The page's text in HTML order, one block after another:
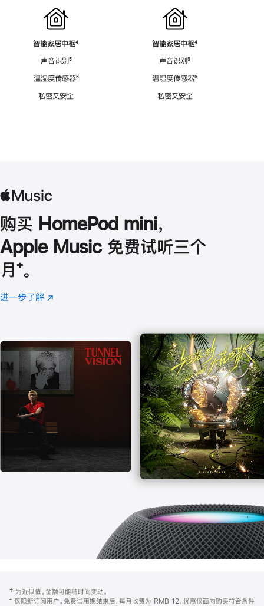
智能家居中枢脚
⁴
声音识别脚
⁵
温湿度传感器脚
⁶
私密又安全
智能家居中枢脚
⁴
声音识别脚
⁵
温湿度传感器脚
⁶
私密又安全
购买 HomePod mini，
Apple Music 免费试听三个
月 脚
注
⁺。
进一步了解 Apple
(在
口
中
打
开)
页
注
‡ 为近似值。金额可能随时间变动。
⁺ 仅限新订阅用户。免费试用期结束后，每月收费为 RMB 12。优惠仅面向购买符合条件